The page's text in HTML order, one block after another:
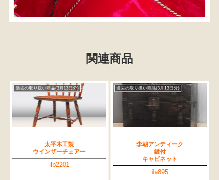
関連商品
過去の取り扱い商品(3月13日分)
太平木工製
ウインザーチェアー
ilb2201
過去の取り扱い商品(3月13日分)
李朝アンティーク
鍵付
キャビネット
ila895